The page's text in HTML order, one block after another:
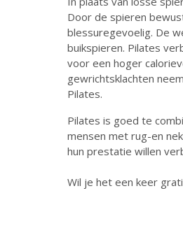
Door de spieren
blessuregevoelig. De
buikspieren. Pilates
voor een hoger
gewrichtsklachten
Pilates.
Pilates is goed te
mensen met rug-en
hun prestatie willen
Wil je het een keer